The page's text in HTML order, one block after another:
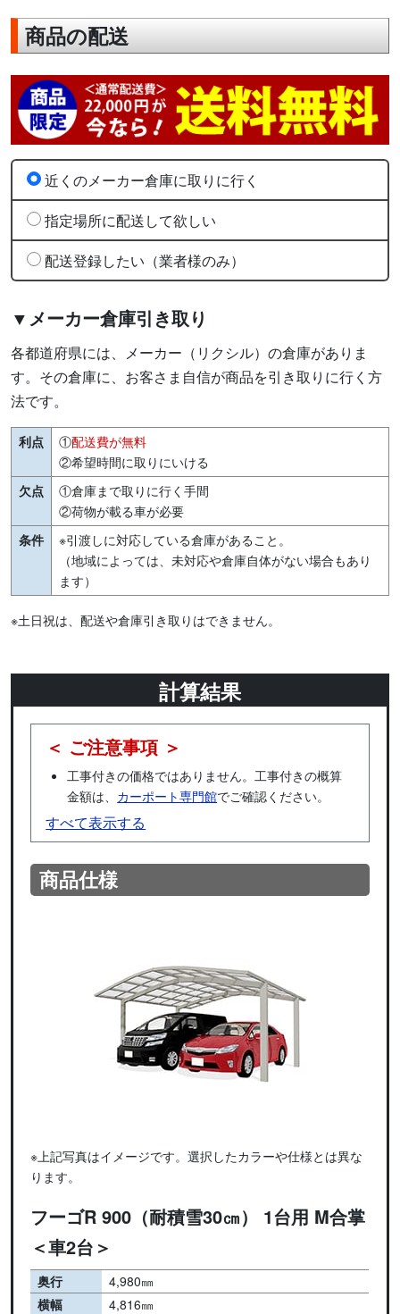
商品の配送
▼メーカー倉庫引き取り
各都道府県には、メーカー（リクシル）の倉庫がありま
す。その倉庫に、お客さま自信が商品を引き取りに行く方
法です。
利点 ①配送費が無料
②希望時間に取りにいける
欠点
①倉庫まで取りに行く手間
②荷物が載る車が必要
条件
※引渡しに対応している倉庫があること。
（地域によっては、未対応や倉庫自体がない場合もあり
ます）
※土日祝は、配送や倉庫引き取りはできません。
近くのメーカー倉庫に取りに行く
指定場所に配送して欲しい
配送登録したい（業者様のみ）
計算結果
＜ ご注意事項 ＞
工事付きの価格ではありません。工事付きの概算
金額は、 カーポート専門館でご確認ください。
すべて表示する
商品仕様
※上記写真はイメージです。選択したカラーや仕様とは異な
ります。
フーゴR 900（耐積雪30㎝） 1台用 M合掌
＜車2台＞
奥行
4,980㎜
横幅
4,816㎜